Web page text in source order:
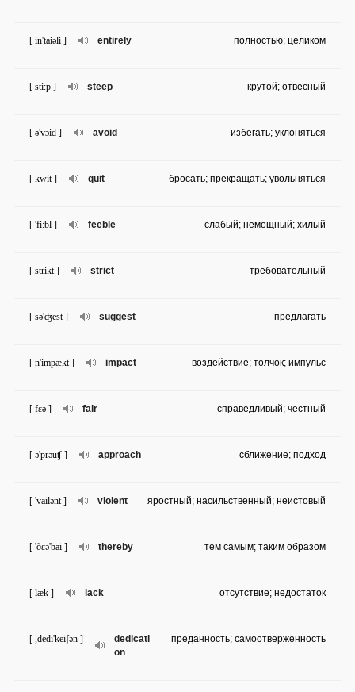
entirely
[ in'taiəli ] полностью; целиком
steep
[ sti:p ] крутой; отвесный
avoid
[ ə'vɔid ] избегать; уклоняться
quit
[ kwit ] бросать; прекращать; увольняться
feeble
[ 'fi:bl ] слабый; немощный; хилый
strict
[ strikt ] требовательный
suggest
[ sə'ʤest ] предлагать
impact
[ n'impækt ] воздействие; толчок; импульс
fair
[ fɛə ] справедливый; честный
approach
[ ə'prəuʧ ] сближение; подход
violent
[ 'vailənt ] яростный; насильственный; неистовый
thereby
[ 'ðɛə'bai ] тем самым; таким образом
lack
[ læk ] отсутствие; недостаток
dedicati
on
[ ,dedi'keiʃən ] преданность; самоотверженность